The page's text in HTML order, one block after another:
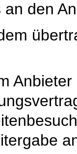
den
Anbieter